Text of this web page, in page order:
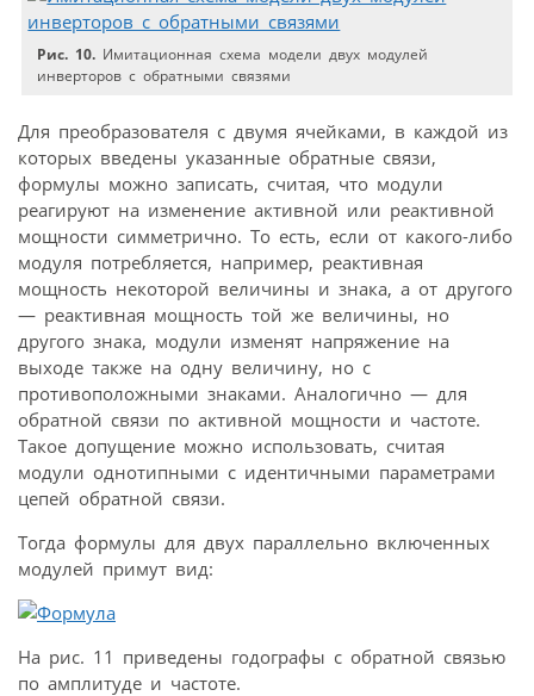
Рис. 10. Имитационная схема модели двух модулей
инверторов с обратными связями
Для преобразователя с двумя ячейками, в каждой из
которых введены указанные обратные связи,
формулы можно записать, считая, что модули
реагируют на изменение активной или реактивной
мощности симметрично. То есть, если от какого-либо
модуля потребляется, например, реактивная
мощность некоторой величины и знака, а от другого
— реактивная мощность той же величины, но
другого знака, модули изменят напряжение на
выходе также на одну величину, но с
противоположными знаками. Аналогично — для
обратной связи по активной мощности и частоте.
Такое допущение можно использовать, считая
модули однотипными с идентичными параметрами
цепей обратной связи.
Тогда формулы для двух параллельно включенных
модулей примут вид:
На рис. 11 приведены годографы с обратной связью
по амплитуде и частоте.